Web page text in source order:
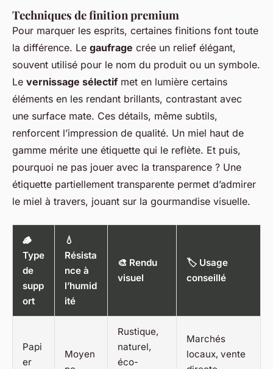
Techniques de finition premium
Pour marquer les esprits, certaines finitions font toute
la différence. Le gaufrage crée un relief élégant,
souvent utilisé pour le nom du produit ou un symbole.
Le vernissage sélectif met en lumière certains
éléments en les rendant brillants, contrastant avec
une surface mate. Ces détails, même subtils,
renforcent l’impression de qualité. Un miel haut de
gamme mérite une étiquette qui le reflète. Et puis,
pourquoi ne pas jouer avec la transparence ? Une
étiquette partiellement transparente permet d’admirer
le miel à travers, jouant sur la gourmandise visuelle.
🪵
Type
de
supp
ort
💧
Résista
nce à
l’humid
ité
🎨 Rendu
visuel
🏷️ Usage
conseillé
Papi
er
Moyen
Rustique,
naturel,
éco-
Marchés
locaux, vente